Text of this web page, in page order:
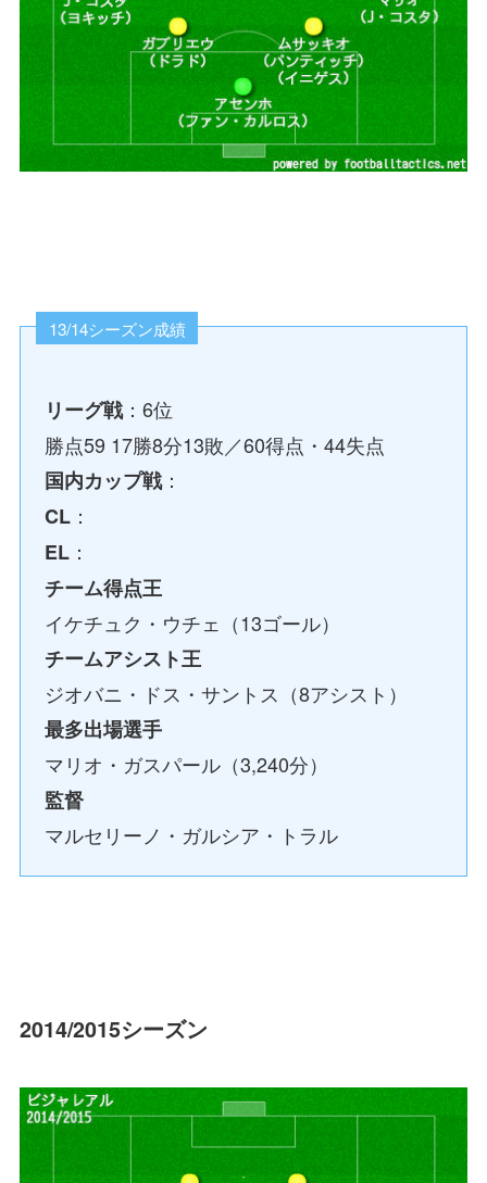
13/14シーズン成績
リーグ戦：6位
勝点59 17勝8分13敗／60得点・44失点
国内カップ戦：
CL ：
EL ：
チーム得点王
イケチュク・ウチェ（13ゴール）
チームアシスト王
ジオバニ・ドス・サントス（8アシスト）
最多出場選手
マリオ・ガスパール（3,240分）
監督
マルセリーノ・ガルシア・トラル
2014/2015シーズン